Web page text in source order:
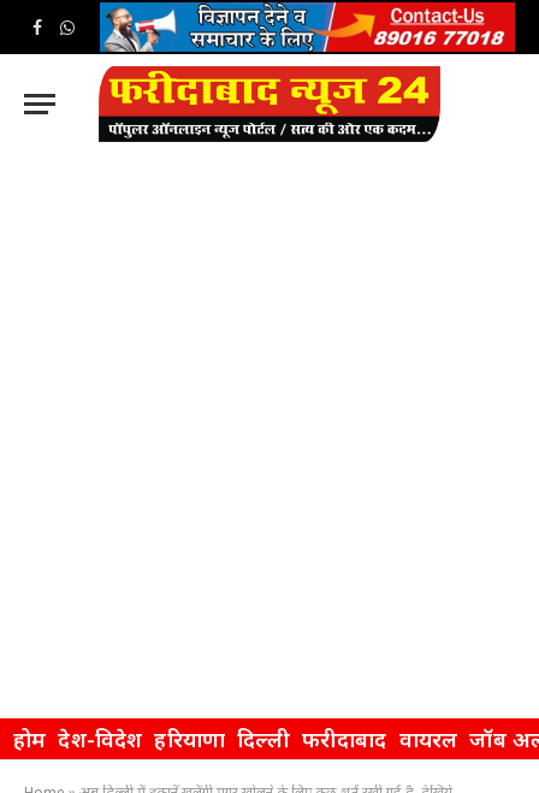
Facebook
WhatsApp
होम देश-विदेश हरियाणा दिल्ली फरीदाबाद वायरल जॉब